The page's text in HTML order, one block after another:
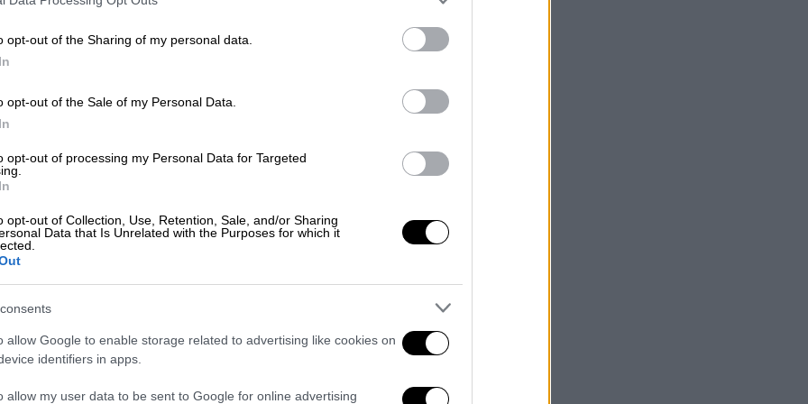
opt-out of the Sharing of my personal data.
opt-out of the Sale of my Personal Data.
opt-out of processing my Personal Data for Targeted
opt-out of Collection, Use, Retention, Sale, and/or Sharing
Data that Is Unrelated with the Purposes for which it
allow Google to enable storage related to advertising like cookies on
identifiers in apps.
allow my user data to be sent to Google for online advertising
το ΕΘΝΟΣ στη Google
Αυτόφωρο ο Χρήστος Μάστορας -